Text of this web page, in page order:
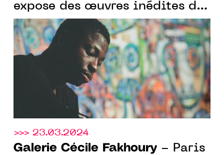
expose des œuvres inédites de
l’artiste americano-ivoirien
Aboudia
>>> 23.03.2024
Galerie Cécile Fakhoury - Paris